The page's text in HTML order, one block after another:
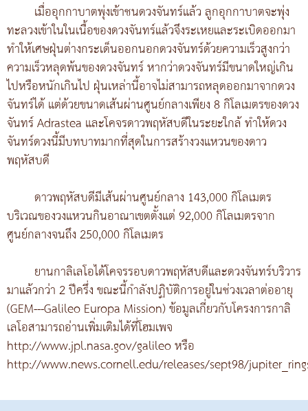
เมื่ออุกกาบาตพุ่งเข้าชนดวงจันทร์แล้ว ลูกอุกกาบาตจะพุ่ง
ทะลวงเข้าในในเนื้อของดวงจันทร์แล้วจึงระเหยและระเบิดออกมา
ทำให้เศษฝุ่นต่างกระเด็นออกนอกดวงจันทร์ด้วยความเร็วสูงกว่า
ความเร็วหลุดพ้นของดวงจันทร์ หากว่าดวงจันทร์มีขนาดใหญ่เกิน
ไปหรือหนักเกินไป ฝุ่นเหล่านี้อาจไม่สามารถหลุดออกมาจากดวง
จันทร์ได้ แต่ด้วยขนาดเส้นผ่านศูนย์กลางเพียง 8 กิโลเมตรของดวง
จันทร์ Adrastea และโคจรดาวพฤหัสบดีในระยะใกล้ ทำให้ดวง
จันทร์ดวงนี้มีบทบาทมากที่สุดในการสร้างวงแหวนของดาว
พฤหัสบดี
ดาวพฤหัสบดีมีเส้นผ่านศูนย์กลาง 143,000 กิโลเมตร
บริเวณของวงแหวนกินอาณาเขตตั้งแต่ 92,000 กิโลเมตรจาก
ศูนย์กลางจนถึง 250,000 กิโลเมตร
ยานกาลิเลโอได้โคจรรอบดาวพฤหัสบดีและดวงจันทร์บริวาร
มาแล้วกว่า 2 ปีครึ่ง ขณะนี้กำลังปฏิบัติการอยู่ในช่วงเวลาต่ออายุ
(GEM---Galileo Europa Mission) ข้อมูลเกี่ยวกับโครงการกาลิ
เลโอสามารถอ่านเพิ่มเติมได้ที่โฮมเพจ
http://www.jpl.nasa.gov/galileo หรือ
http://www.news.cornell.edu/releases/sept98/